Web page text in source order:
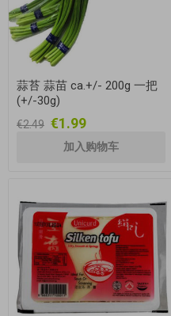
蒜苔 蒜苗 ca.+/- 200g 一把
(+/-30g)
€2.49 €1.99